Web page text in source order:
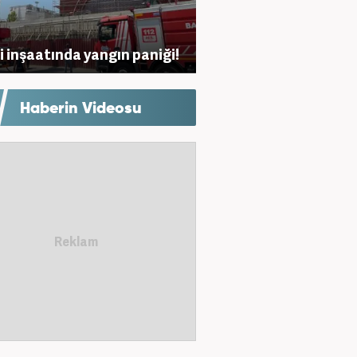
inşaatında yangın paniği!
Haberin Videosu